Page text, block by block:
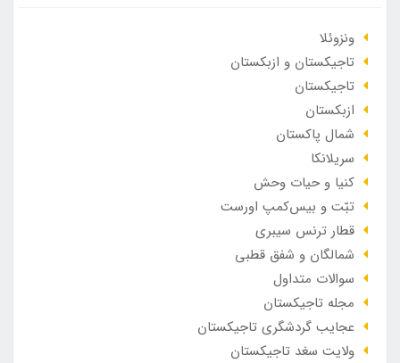
ونزوئلا
تاجیکستان و ازبکستان
تاجیکستان
ازبکستان
شمال پاکستان
سریلانکا
کنیا و حیات وحش
تبّت و بیس‌کمپ اورست
قطار ترنس سیبری
شمالگان و شفق قطبی
سوالات متداول
مجله تاجیکستان
عجایب گردشگری تاجیکستان
ولایت سغد تاجیکستان